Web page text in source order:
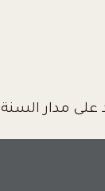
مدار السنة